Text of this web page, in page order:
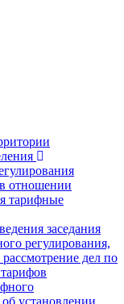
отношении
тарифные
заседания
регулирования,
дел по
установлении